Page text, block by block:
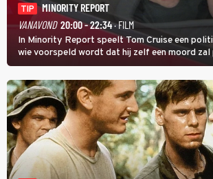
TIP
MINORITY REPORT
VANAVOND 20:00 - 22:34· FILM
In Minority Report speelt Tom Cruise een
wie voorspeld wordt dat hij zelf een moord zal